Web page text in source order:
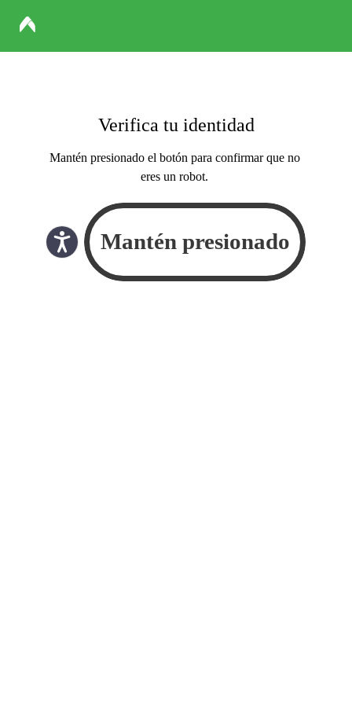
Verifica tu identidad
Mantén presionado el botón para confirmar que no
eres un robot.